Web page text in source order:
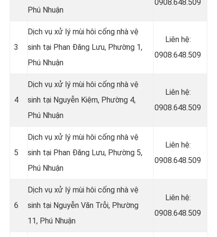
Phú Nhuận
0908.648.509
3
Dịch vụ xử lý mùi hôi cống nhà vệ
sinh tại Phan Đăng Lưu, Phường 1,
Phú Nhuận
Liên hệ:
0908.648.509
4
Dịch vụ xử lý mùi hôi cống nhà vệ
sinh tại Nguyễn Kiệm, Phường 4,
Phú Nhuận
Liên hệ:
0908.648.509
5
Dịch vụ xử lý mùi hôi cống nhà vệ
sinh tại Phan Đăng Lưu, Phường 5,
Phú Nhuận
Liên hệ:
0908.648.509
6
Dịch vụ xử lý mùi hôi cống nhà vệ
sinh tại Nguyễn Văn Trỗi, Phường
11, Phú Nhuận
Liên hệ:
0908.648.509